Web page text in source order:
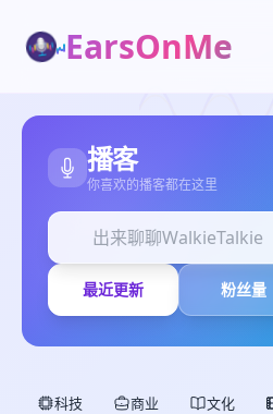
EarsOnMe
播客
你喜欢的播客都在这里
最近更新 粉丝量
科技 商业 文化
加入播单